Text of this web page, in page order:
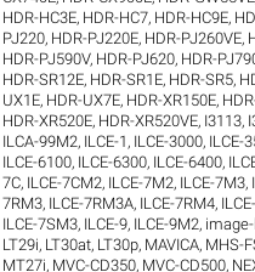
HDR-HC3E, HDR-HC7, HDR-HC9E,
PJ220, HDR-PJ220E, HDR-PJ260VE,
HDR-PJ590V, HDR-PJ620, HDR-
HDR-SR12E, HDR-SR1E, HDR-SR5,
UX1E, HDR-UX7E, HDR-XR150E,
HDR-XR520E, HDR-XR520VE, I3113,
ILCA-99M2, ILCE-1 , ILCE-3000, ILCE-
ILCE-6100, ILCE-6300, ILCE-6400,
7C, ILCE-7CM2, ILCE-7M2, ILCE-7M3,
7RM3, ILCE-7RM3A, ILCE-7RM4,
ILCE-7SM3, ILCE-9, ILCE-9M2,
LT29i, LT30at, LT30p, MAVICA, MHS-
MT27i, MVC-CD350, MVC-CD500,